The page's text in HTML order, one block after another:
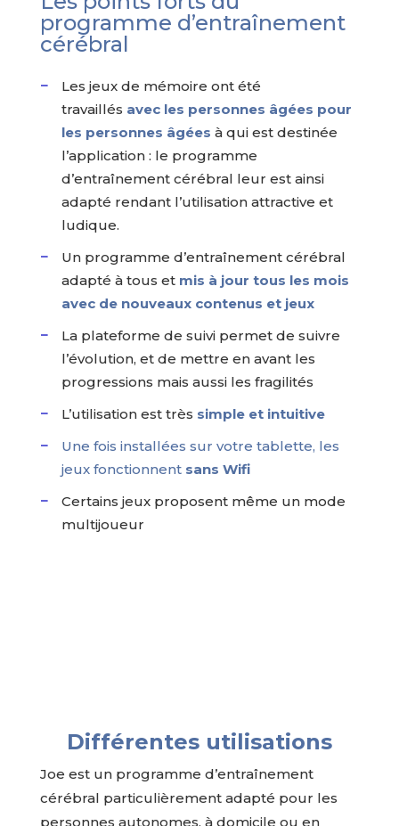
programme d’entraînement
cérébral
Les jeux de mémoire ont été
travaillés avec les personnes âgées pour
les personnes âgées à qui est destinée
l’application : le programme
d’entraînement cérébral leur est ainsi
adapté rendant l’utilisation attractive et
ludique.
Un programme d’entraînement cérébral
adapté à tous et mis à jour tous les mois
avec de nouveaux contenus et jeux
La plateforme de suivi permet de suivre
l’évolution, et de mettre en avant les
progressions mais aussi les fragilités
L’utilisation est très simple et intuitive
Une fois installées sur votre tablette, les
jeux fonctionnent sans Wifi
Certains jeux proposent même un mode
multijoueur
Différentes utilisations
Joe est un programme d’entraînement
cérébral particulièrement adapté pour les
personnes autonomes, à domicile ou en